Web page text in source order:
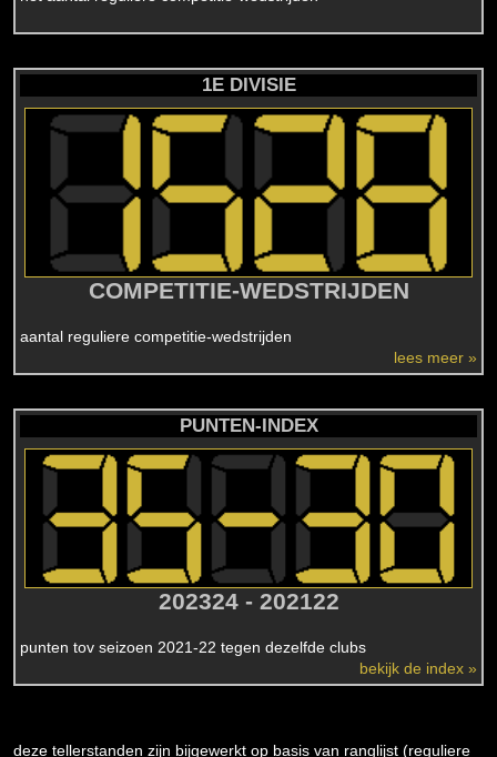
1E DIVISIE
COMPETITIE-WEDSTRIJDEN
aantal reguliere competitie-wedstrijden
lees meer »
PUNTEN-INDEX
202324 - 202122
punten tov seizoen 2021-22 tegen dezelfde clubs
bekijk de index »
deze tellerstanden zijn bijgewerkt op basis van ranglijst (reguliere